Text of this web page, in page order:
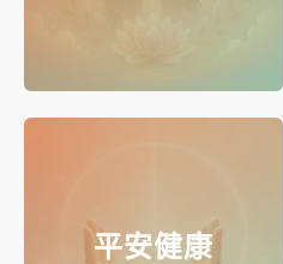
平安健康